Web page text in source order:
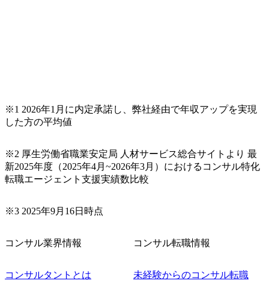
承ください。 【服装・持ち物】 ・特になし カジュアルな服
装でご参加ください。 【募集ポジション】 ITコンサルタン
定 ・全社デジタルトランスフォーメーション企画構想 ・業
務/組織/システムの現状分析/RPA選定/導入/実装 ・プライベ
ート/パブリッククラウド導入 ・AI活用による業務効率化/
企画 ・Disruptive Technologyを活用した新規事業の立案/推
上げていきたい ・サービスやソリューションに捉われず、
でのプロジェクトに参画し、自身のスキルアップを図りた
※1 2026年1月に内定承諾し、弊社経由で年収アップを実現
した方の平均値
※2 厚生労働省職業安定局 人材サービス総合サイトより 最
新2025年度（2025年4月~2026年3月）におけるコンサル特化
転職エージェント支援実績数比較
※3 2025年9月16日時点
コンサル業界情報
コンサルタントとは
コンサル転職情報
未経験からのコンサル転職